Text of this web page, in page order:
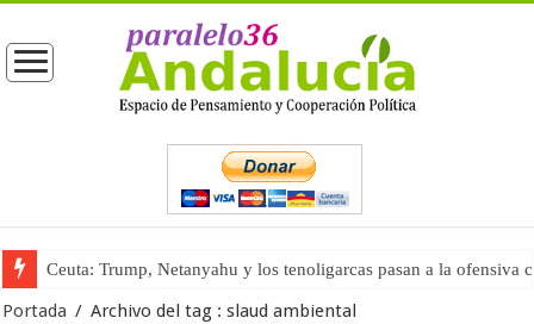
Ceuta: Trump, Netanyahu y los tenoligarcas pasan a la ofensiva
Portada / Archivo del tag :slaud ambiental